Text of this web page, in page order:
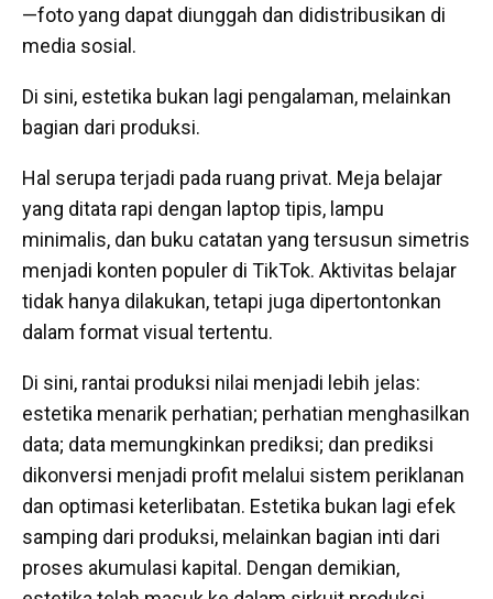
—foto yang dapat diunggah dan didistribusikan di
media sosial.
Di sini, estetika bukan lagi pengalaman, melainkan
bagian dari produksi.
Hal serupa terjadi pada ruang privat. Meja belajar
yang ditata rapi dengan laptop tipis, lampu
minimalis, dan buku catatan yang tersusun simetris
menjadi konten populer di TikTok. Aktivitas belajar
tidak hanya dilakukan, tetapi juga dipertontonkan
dalam format visual tertentu.
Di sini, rantai produksi nilai menjadi lebih jelas:
estetika menarik perhatian; perhatian menghasilkan
data; data memungkinkan prediksi; dan prediksi
dikonversi menjadi profit melalui sistem periklanan
dan optimasi keterlibatan. Estetika bukan lagi efek
samping dari produksi, melainkan bagian inti dari
proses akumulasi kapital. Dengan demikian,